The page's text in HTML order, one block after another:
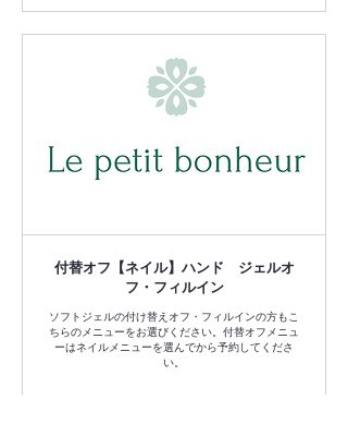
付替オフ【ネイル】ハンド ジェルオ
フ・フィルイン
ソフトジェルの付け替えオフ・フィルインの方もこ
ちらのメニューをお選びください。付替オフメニュ
ーはネイルメニューを選んでから予約してくださ
い。